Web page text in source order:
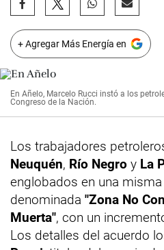
+ Agregar Más Energía en
En Añelo, Marcelo Rucci instó a los
Congreso de la Nación.
Los trabajadores
Neuquén, Río Negro y La
englobados en una
denominada "Zona No
Muerta", con un
Los detalles del acuerdo